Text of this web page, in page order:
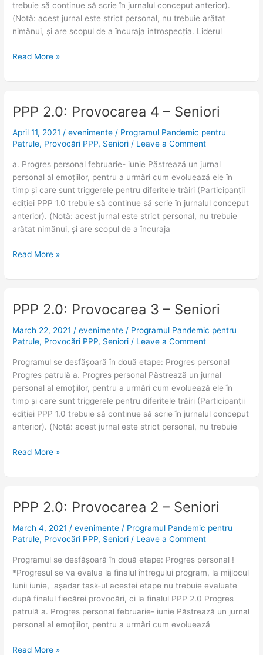
trebuie să continue să scrie în jurnalul conceput anterior).
(Notă: acest jurnal este strict personal, nu trebuie arătat
nimănui, și are scopul de a încuraja introspecția. Liderul
Read More »
PPP 2.0: Provocarea 4 – Seniori
April 11, 2021/evenimente/ Programul Pandemic pentru
Patrule, Provocări PPP, Seniori / Leave a Comment
a. Progres personal februarie- iunie Păstrează un jurnal
personal al emoțiilor, pentru a urmări cum evoluează ele în
timp și care sunt triggerele pentru diferitele trăiri (Participanții
ediției PPP 1.0 trebuie să continue să scrie în jurnalul conceput
anterior). (Notă: acest jurnal este strict personal, nu trebuie
arătat nimănui, și are scopul de a încuraja
PPP
Provocarea
4
–
Seniori
Read More »
PPP 2.0: Provocarea 3 – Seniori
March 22, 2021/evenimente/ Programul Pandemic pentru
Patrule, Provocări PPP, Seniori / Leave a Comment
Programul se desfășoară în două etape: Progres personal
Progres patrulă a. Progres personal Păstrează un jurnal
personal al emoțiilor, pentru a urmări cum evoluează ele în
timp și care sunt triggerele pentru diferitele trăiri (Participanții
ediției PPP 1.0 trebuie să continue să scrie în jurnalul conceput
anterior). (Notă: acest jurnal este strict personal, nu trebuie
PPP
Provocarea
3
–
Seniori
Read More »
PPP 2.0: Provocarea 2 – Seniori
March 4, 2021/evenimente/ Programul Pandemic pentru
Patrule, Provocări PPP, Seniori / Leave a Comment
Programul se desfășoară în două etape: Progres personal !
*Progresul se va evalua la finalul întregului program, la mijlocul
lunii iunie, așadar task-ul acestei etape nu trebuie evaluate
după finalul fiecărei provocări, ci la finalul PPP 2.0 Progres
patrulă a. Progres personal februarie- iunie Păstrează un jurnal
personal al emoțiilor, pentru a urmări cum evoluează
PPP
Provocarea
2
–
Seniori
Read More »